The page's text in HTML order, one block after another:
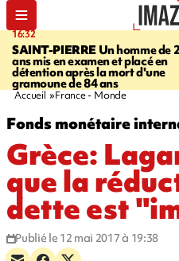
16:32
SAINT-PIERREUn homme de
ans mis en examen et placé en
détention après la mort d'une
gramoune de 84 ans
Accueil France - Monde
Fonds monétaire
Grèce:
que la
dette est
Publié le 12 mai 2017 à 19:38